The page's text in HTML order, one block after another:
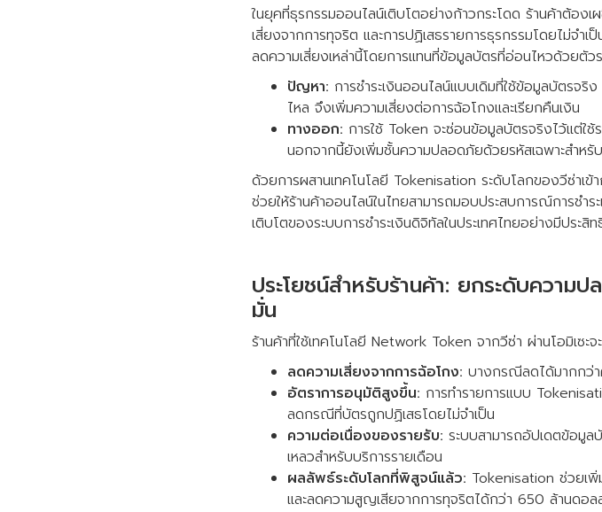
ในยุคที่ธุรกรรมออนไลน์เติบโตอย่างก้าวกระโดด ร้านค้าต้อ
เสี่ยงจากการทุจริต และการปฏิเสธรายการธุรกรรมโดยไม่จ
ลดความเสี่ยงเหล่านี้โดยการแทนที่ข้อมูลบัตรที่อ่อนไหวด้วยตั
ปัญหา: การชำระเงินออนไลน์แบบเดิมที่ใช้ข้อมูลบัตรจ
ไหล จึงเพิ่มความเสี่ยงต่อการฉ้อโกงและเรียกคืนเงิน
ทางออก: การใช้ Token จะซ่อนข้อมูลบัตรจริงไว้แต่ใช้
นอกจากนี้ยังเพิ่มชั้นความปลอดภัยด้วยรหัสเฉพาะสำหรั
ด้วยการผสานเทคโนโลยี Tokenisation ระดับโลกของวีซ่าเ
ช่วยให้ร้านค้าออนไลน์ในไทยสามารถมอบประสบการณ์การช
เติบโตของระบบการชำระเงินดิจิทัลในประเทศไทยอย่างมีประสิ
ประโยชน์สำหรับร้านค้า: ยกระดับความ
มั่น
ร้านค้าที่ใช้เทคโนโลยี Network Token จากวีซ่า ผ่านโอมิเซะจ
ลดความเสี่ยงจากการฉ้อโกง: บางกรณีลดได้มากกว่
อัตราการอนุมัติสูงขึ้น: การทำรายการแบบ
ลดกรณีที่บัตรถูกปฏิเสธโดยไม่จำเป็น
ความต่อเนื่องของรายรับ: ระบบสามารถอัปเดตข้อมู
เหลวสำหรับบริการรายเดือน
ผลลัพธ์ระดับโลกที่พิสูจน์แล้ว: Tokenisation ช่วยเ
และลดความสูญเสียจากการทุจริตได้กว่า 650 ล้านดอล